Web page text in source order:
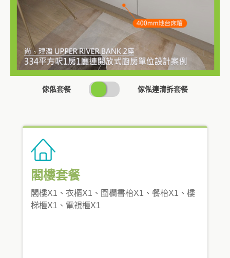
傢俬套餐
SWITCH
PRICING
傢俬連清拆套餐
閣樓套餐
閣樓X1、衣櫃X1、圍欄書枱X1、餐枱X1、樓
梯櫃X1、電視櫃X1